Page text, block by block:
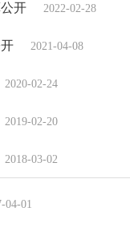
开 2022-02-28
2021-04-08
2020-02-24
2019-02-20
2018-03-02
04-01